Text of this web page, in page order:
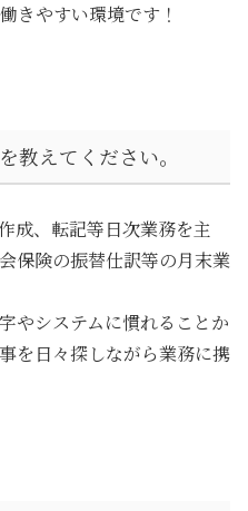
きやすい環境です！
教えてください。
成、転記等日次業務を主
保険の振替仕訳等の月末業
やシステムに慣れることか
を日々探しながら業務に携